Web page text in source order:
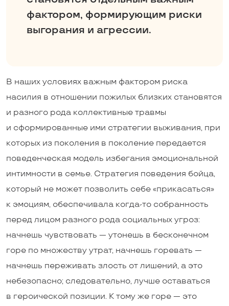
фактором, формирующим риски
выгорания и агрессии.
В наших условиях важным фактором риска
насилия в отношении пожилых близких становятся
и разного рода коллективные травмы
и сформированные ими стратегии выживания, при
которых из поколения в поколение передается
поведенческая модель избегания эмоциональной
интимности в семье. Стратегия поведения бойца,
который не может позволить себе «прикасаться»
к эмоциям, обеспечивала ­когда-то собранность
перед лицом разного рода социальных угроз:
начнешь чувствовать — утонешь в бесконечном
горе по множеству утрат, начнешь горевать —
начнешь переживать злость от лишений, а это
небезопасно; следовательно, лучше оставаться
в героической позиции. К тому же горе — это